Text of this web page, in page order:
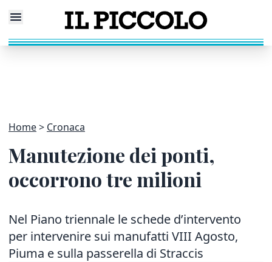
Home Cronaca
Manutezione dei ponti,
occorrono tre milioni
Nel Piano triennale le schede d’intervento
per intervenire sui manufatti VIII Agosto,
Piuma e sulla passerella di Straccis